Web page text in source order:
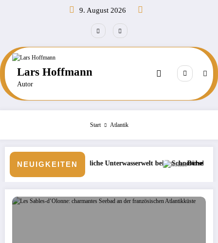
9. August 2026
Lars Hoffmann
Autor
Start Atlantik
NEUIGKEITEN
Unterwasserwelt beim Schnorcheln entdecken
Börse: Steigt die Inflation wieder?